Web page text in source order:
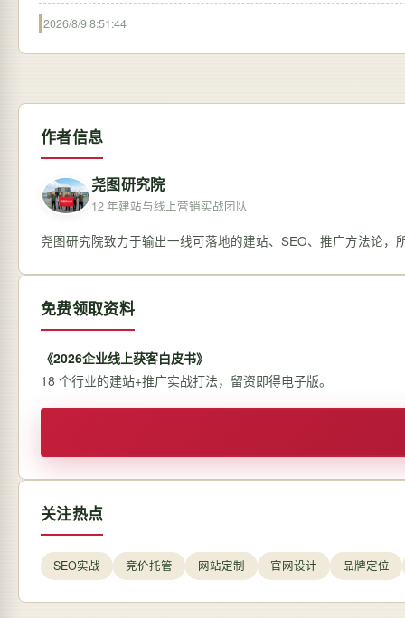
2026/8/9 8:51:44
作者信息
尧图研究院
12 年建站与线上营销实战团队
尧图研究院致力于输出一线可落地的建站、SEO、推广方法论，
免费领取资料
《2026企业线上获客白皮书》
18 个行业的建站+推广实战打法，留资即得电子版。
关注热点
SEO实战 竞价托管 网站定制 官网设计 品牌定位